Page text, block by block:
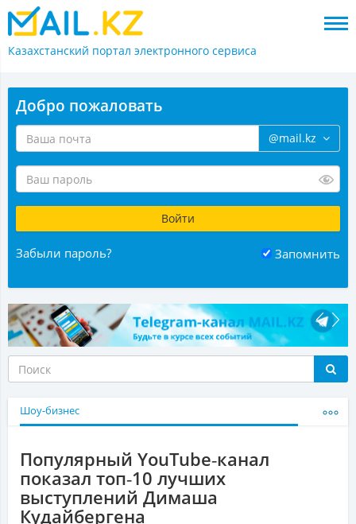
Казахстанский портал электронного сервиса
Добро пожаловать
@mail.kz
Забыли пароль? Запомнить
Шоу-бизнес
Популярный YouTube‑канал
показал топ‑10 лучших
выступлений Димаша
Кудайбергена